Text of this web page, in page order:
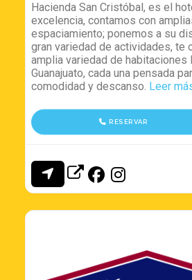
Hacienda San Cristóbal, es el
excelencia, contamos con
espaciamiento; ponemos a su
gran variedad de actividades, te
amplia variedad de habitaciones
Guanajuato, cada una pensada
comodidad y descanso. Leer
RESERVAR